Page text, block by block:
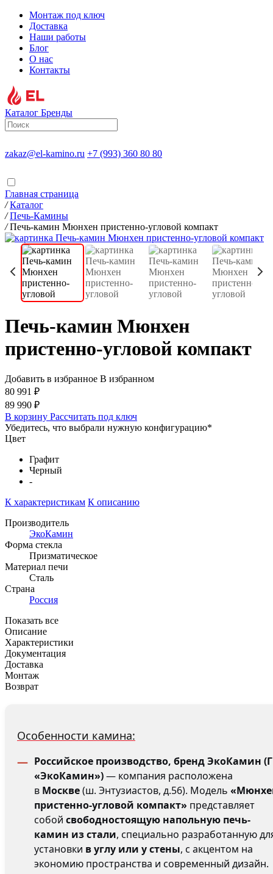
Монтаж под ключ
Доставка
Наши работы
Блог
О нас
Контакты
Каталог Бренды
zakaz@el-kamino.ru +7 (993) 360 80 80
Главная страница
/ Каталог
/ Печь-Камины
/ Печь-камин Мюнхен пристенно-угловой компакт
Печь-камин Мюнхен
пристенно-угловой компакт
Добавить в избранное В избранном
80 991 ₽
89 990 ₽
В корзину Рассчитать под ключ
Убедитесь, что выбрали нужную конфигурацию*
Цвет
Графит
Черный
-
К характеристикам К описанию
Производитель
ЭкоКамин
Форма стекла
Призматическое
Материал печи
Сталь
Страна
Россия
Показать все
Описание
Характеристики
Документация
Доставка
Монтаж
Возврат
Особенности камина:
Российское производство, бренд ЭкоКамин
«ЭкоКамин»)— компания расположена
в Москве(ш. Энтузиастов, д.56). Модель
пристенно-угловой компакт» представляет
собой свободностоящую напольную печь-
камин из стали, специально разработанную
установки в углу или у стены, с акцентом на
экономию пространства и современный дизайн.